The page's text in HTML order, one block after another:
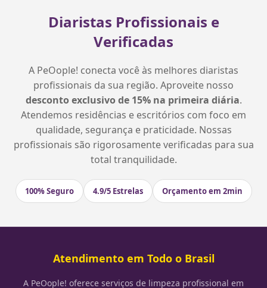
Diaristas Profissionais e
Verificadas
A PeOople! conecta você às melhores diaristas
profissionais da sua região. Aproveite nosso
desconto exclusivo de 15% na primeira diária.
Atendemos residências e escritórios com foco em
qualidade, segurança e praticidade. Nossas
profissionais são rigorosamente verificadas para sua
total tranquilidade.
100% Seguro 4.9/5 Estrelas Orçamento em 2min
Atendimento em Todo o Brasil
A PeOople! oferece serviços de limpeza profissional em